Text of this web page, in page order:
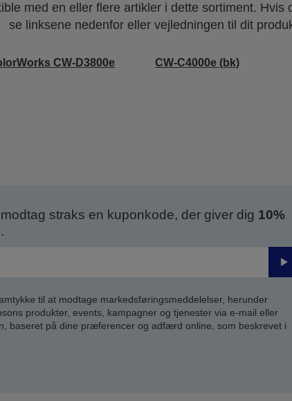
med en eller flere artikler i dette sortiment. Hvis
se linksene nedenfor eller vejledningen til dit
CW-D3800e CW-C4000e (bk)
straks en kuponkode, der giver dig 10%
til at modtage markedsføringsmeddelelser, herunder
produkter, events, kampagner og tjenester via e-mail eller
baseret på dine præferencer og adfærd online, som beskrevet i